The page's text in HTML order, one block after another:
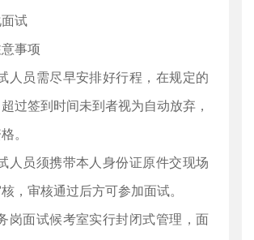
试
事项
人员需尽早安排好行程，在规定的
过签到时间未到者视为自动放弃，
。
人员须携带本人身份证原件交现场
，审核通过后方可参加面试。
岗面试候考室实行封闭式管理，面